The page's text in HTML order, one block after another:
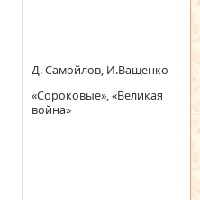
Д. Самойлов, И.Ващенко
«Сороковые», «Великая
война»